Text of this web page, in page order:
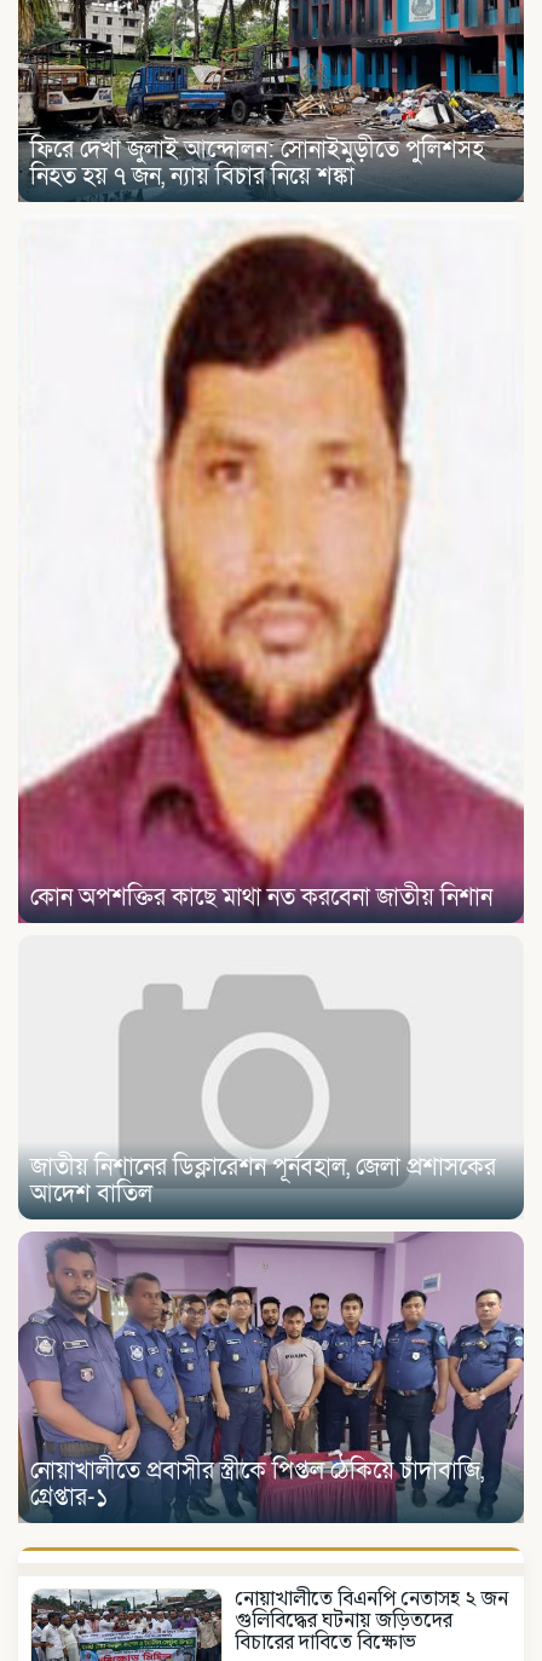
ফিরে দেখা জুলাই আন্দোলন: সোনাইমুড়ীতে পুলিশসহ
নিহত হয় ৭ জন, ন্যায় বিচার নিয়ে শঙ্কা
কোন অপশক্তির কাছে মাথা নত করবেনা জাতীয় নিশান
জাতীয় নিশানের ডিক্লারেশন পূর্নবহাল, জেলা প্রশাসকের
আদেশ বাতিল
নোয়াখালীতে প্রবাসীর স্ত্রীকে পিপ্তল ঠেকিয়ে চাঁদাবাজি,
গ্রেপ্তার-১
নোয়াখালীতে বিএনপি নেতাসহ ২ জন
গুলিবিদ্ধের ঘটনায় জড়িতদের
বিচারের দাবিতে বিক্ষোভ